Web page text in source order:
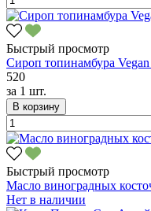
Быстрый просмотр
Сироп топинамбура
520
за 1 шт.
В корзину
Быстрый просмотр
Масло виноградных
Нет в наличии